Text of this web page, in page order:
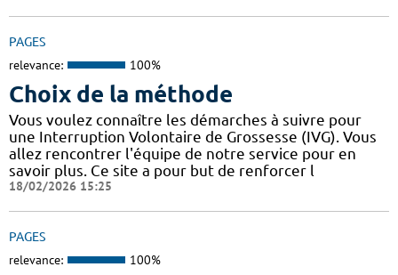
PAGES
relevance: 100%
Choix de la méthode
Vous voulez connaître les démarches à suivre pour
une Interruption Volontaire de Grossesse (IVG). Vous
allez rencontrer l'équipe de notre service pour en
savoir plus. Ce site a pour but de renforcer l
18/02/2026 15:25
PAGES
relevance: 100%